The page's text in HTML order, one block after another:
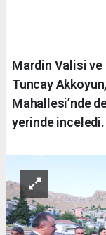
Mardin Valisi ve
Tuncay
Mahallesi’nde
yerinde inceledi.